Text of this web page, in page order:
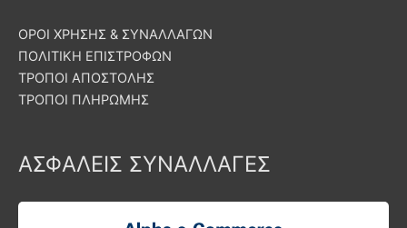
ΟΡΟΙ ΧΡΗΣΗΣ & ΣΥΝΑΛΛΑΓΩΝ
ΠΟΛΙΤΙΚΗ ΕΠΙΣΤΡΟΦΩΝ
ΤΡΟΠΟΙ ΑΠΟΣΤΟΛΗΣ
ΤΡΟΠΟΙ ΠΛΗΡΩΜΗΣ
ΑΣΦΑΛΕΙΣ ΣΥΝΑΛΛΑΓΕΣ